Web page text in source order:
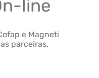
line
e Magneti
parceiras.